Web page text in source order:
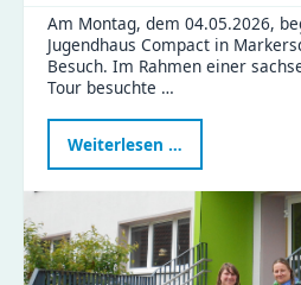
Am Montag, dem 04.05.2026,
Jugendhaus Compact in
Besuch. Im Rahmen einer
Tour besuchte …
Weiterlesen …
Janina
Pfau
zu
Besuch
im
Compact